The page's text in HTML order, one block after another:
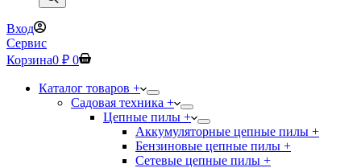
Вход
Сервис
Корзина0 ₽ 0
Каталог товаров +
Садовая техника +
Цепные пилы +
Аккумуляторные цепные пилы +
Бензиновые цепные пилы +
Сетевые цепные пилы +